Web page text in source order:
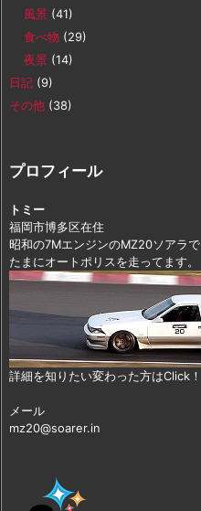
風景 (41)
食べ物 (29)
夜景 (14)
日記 (9)
その他 (38)
プロフィール
トミー
福岡市博多区在住
昭和の7MエンジンのMZ20ソアラで
たまにオートポリスを走ってます。
詳細を知りたい変わった方はClick！
メール
mz20@soarer.in